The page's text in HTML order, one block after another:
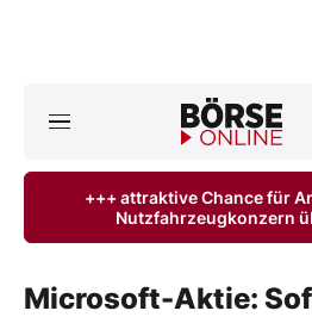
ktuelle Ausgabe
Anlageprodukte
+++ attraktive Chance für
Nutzfahrzeugkonzern
Microsoft-Aktie: